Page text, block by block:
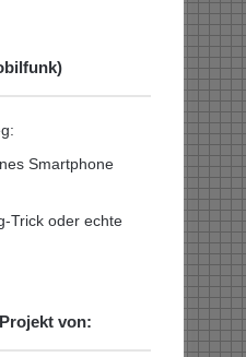
Smartphone
Trick oder echte
von: